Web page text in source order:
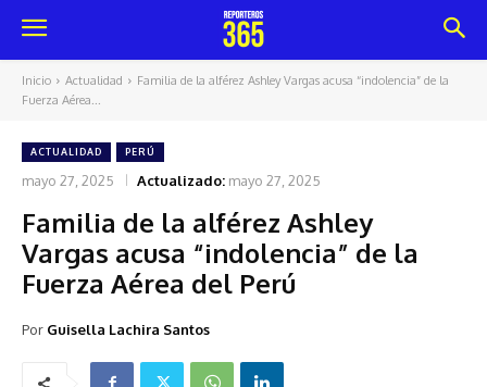
Inicio Actualidad
Familia de la alférez Ashley Vargas acusa “indolencia” de la
Fuerza Aérea...
ACTUALIDAD PERÚ
mayo 27, 2025 Actualizado: mayo 27, 2025
Familia de la alférez Ashley
Vargas acusa “indolencia” de la
Fuerza Aérea del Perú
Por Guisella Lachira Santos